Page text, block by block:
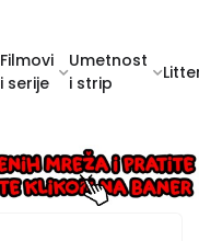
Filmovi
i serije
Umetnost
i strip